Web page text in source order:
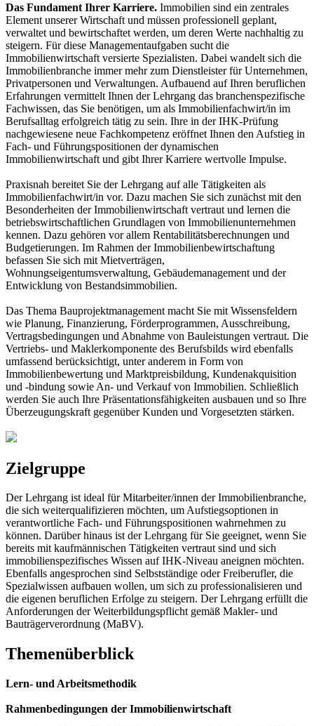
Das Fundament Ihrer Karriere. Immobilien sind ein zentrales
Element unserer Wirtschaft und müssen professionell geplant,
verwaltet und bewirtschaftet werden, um deren Werte nachhaltig zu
steigern. Für diese Managementaufgaben sucht die
Immobilienwirtschaft versierte Spezialisten. Dabei wandelt sich die
Immobilienbranche immer mehr zum Dienstleister für Unternehmen,
Privatpersonen und Verwaltungen. Aufbauend auf Ihren beruflichen
Erfahrungen vermittelt Ihnen der Lehrgang das branchenspezifische
Fachwissen, das Sie benötigen, um als Immobilienfachwirt/in im
Berufsalltag erfolgreich tätig zu sein. Ihre in der IHK-Prüfung
nachgewiesene neue Fachkompetenz eröffnet Ihnen den Aufstieg in
Fach- und Führungspositionen der dynamischen
Immobilienwirtschaft und gibt Ihrer Karriere wertvolle Impulse.
Praxisnah bereitet Sie der Lehrgang auf alle Tätigkeiten als
Immobilienfachwirt/in vor. Dazu machen Sie sich zunächst mit den
Besonderheiten der Immobilienwirtschaft vertraut und lernen die
betriebswirtschaftlichen Grundlagen von Immobilienunternehmen
kennen. Dazu gehören vor allem Rentabilitätsberechnungen und
Budgetierungen. Im Rahmen der Immobilienbewirtschaftung
befassen Sie sich mit Mietverträgen,
Wohnungseigentumsverwaltung, Gebäudemanagement und der
Entwicklung von Bestandsimmobilien.
Das Thema Bauprojektmanagement macht Sie mit Wissensfeldern
wie Planung, Finanzierung, Förderprogrammen, Ausschreibung,
Vertragsbedingungen und Abnahme von Bauleistungen vertraut. Die
Vertriebs- und Maklerkomponente des Berufsbilds wird ebenfalls
umfassend berücksichtigt, unter anderem in Form von
Immobilienbewertung und Marktpreisbildung, Kundenakquisition
und -bindung sowie An- und Verkauf von Immobilien. Schließlich
werden Sie auch Ihre Präsentationsfähigkeiten ausbauen und so Ihre
Überzeugungskraft gegenüber Kunden und Vorgesetzten stärken.
Zielgruppe
Der Lehrgang ist ideal für Mitarbeiter/innen der Immobilienbranche,
die sich weiterqualifizieren möchten, um Aufstiegsoptionen in
verantwortliche Fach- und Führungspositionen wahrnehmen zu
können. Darüber hinaus ist der Lehrgang für Sie geeignet, wenn Sie
bereits mit kaufmännischen Tätigkeiten vertraut sind und sich
immobilienspezifisches Wissen auf IHK-Niveau aneignen möchten.
Ebenfalls angesprochen sind Selbstständige oder Freiberufler, die
Spezialwissen aufbauen wollen, um sich zu professionalisieren und
die eigenen beruflichen Erfolge zu steigern. Der Lehrgang erfüllt die
Anforderungen der Weiterbildungspflicht gemäß Makler- und
Bauträgerverordnung (MaBV).
Themenüberblick
Lern- und Arbeitsmethodik
Rahmenbedingungen der Immobilienwirtschaft